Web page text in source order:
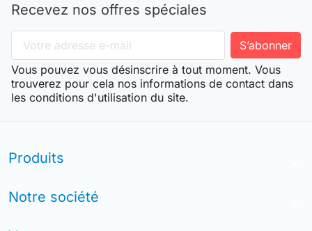
Recevez nos offres spéciales
Vous pouvez vous désinscrire à tout moment. Vous
trouverez pour cela nos informations de contact dans
les conditions d'utilisation du site.
Produits
Notre société